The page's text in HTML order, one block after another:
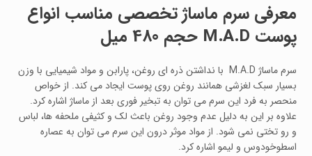
معرفی سرم ماساژ تخصصی مناسب انواع
پوست M.A.D حجم 480 میل
سرم ماساژ M.A.D با نداشتن ذره ای روغن، پارابن و مواد شیمیایی با وزن
بسیار سبک لغزشی همانند روغن روی پوست ایجاد می کند. از خواص
منحصر به فرد این سرم می توان به تبخیر فوری بعد از ماساژ اشاره کرد.
علاوه بر این به دلیل عدم وجود روغن باعث لک و کثیفی ملحفه ها، لباس
و رو تختی نمی شود. از مواد موثر درون این سرم می توان به عصاره
اسطوخودوس و لیمو اشاره کرد.